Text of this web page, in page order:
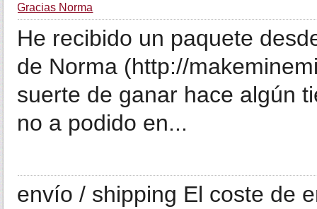
Gracias Norma
He recibido un paquete
de Norma (http://
suerte de ganar hace algún
no a podido en...
envío / shipping El coste de